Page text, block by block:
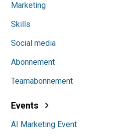
Marketing
Skills
Social media
Abonnement
Teamabonnement
Events
AI Marketing Event